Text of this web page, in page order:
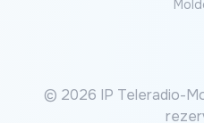
© 2026 IP Teleradio-